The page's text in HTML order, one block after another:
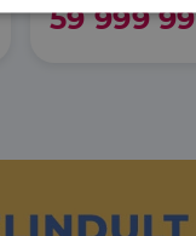
59 999
Célzás